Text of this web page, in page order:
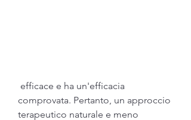
comprovata. Pertanto, un approccio
terapeutico naturale e meno